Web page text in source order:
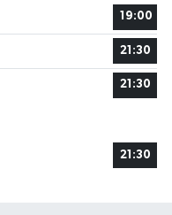
19:00
21:30
21:30
21:30